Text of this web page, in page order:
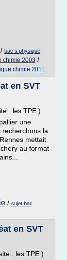
/ bac s physique
chimie 2003 /
chimie 2011
en SVT
: les TPE )
une
recherchons la
mettait
au format
/ sujet bac
en SVT
: les TPE )